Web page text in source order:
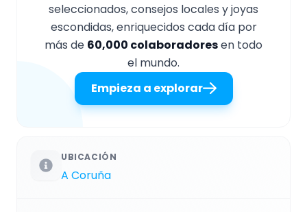
seleccionados, consejos locales y joyas
escondidas, enriquecidos cada día por
más de 60,000 colaboradoresen todo
el mundo.
Empieza a explorar
UBICACIÓN
A Coruña